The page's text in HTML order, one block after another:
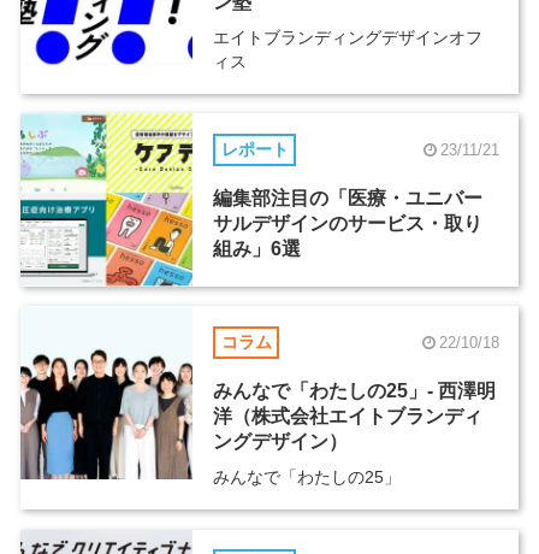
エイトブランディングデザインオフ
ィス
レポート 23/11/21
編集部注目の「医療・ユニバー
サルデザインのサービス・取り
組み」6選
コラム 22/10/18
みんなで「わたしの25」- 西澤明
洋（株式会社エイトブランディ
ングデザイン）
みんなで「わたしの25」